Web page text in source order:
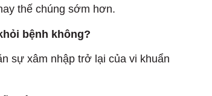
thế chúng sớm hơn.
bệnh không?
sự xâm nhập trở lại của vi khuẩn